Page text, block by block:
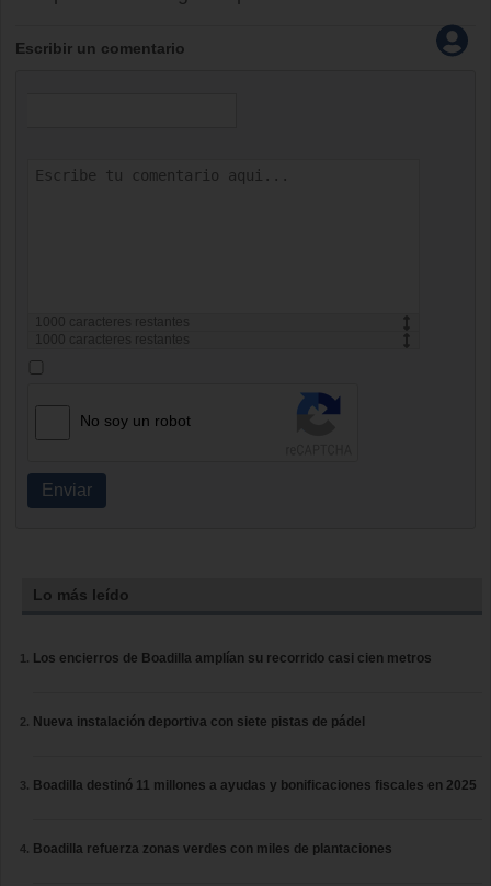
Escribir un comentario
caracteres restantes
caracteres restantes
No soy un robot
Enviar
Lo más leído
Los encierros de Boadilla amplían su recorrido casi cien metros
Nueva instalación deportiva con siete pistas de pádel
Boadilla destinó 11 millones a ayudas y bonificaciones fiscales en 2025
Boadilla refuerza zonas verdes con miles de plantaciones